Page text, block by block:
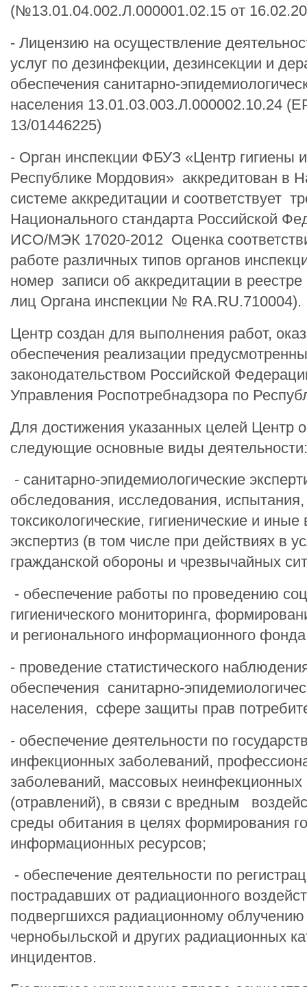
(№13.01.04.002.Л.000001.02.15 от
- Лицензию на осуществление
услуг по дезинфекции, дезинсекции и
обеспечения санитарно-
населения 13.01.03.003.Л.000002.10.24
13/01446225)
- Орган инспекции ФБУЗ «Центр гигиены
Республике Мордовия» аккредитован в
системе аккредитации и соответствует
Национального стандарта Российской
ИСО/МЭК 17020-2012 Оценка
работе различных типов органов
номер записи об аккредитации в
лиц Органа инспекции № RA.RU.710004).
Центр создан для выполнения работ,
обеспечения реализации
законодательством Российской
Управления Роспотребнадзора по
Для достижения указанных целей Центр
следующие основные виды деятельности:
- санитарно-эпидемиологические
обследования, исследования,
токсикологические, гигиенические и
экспертиз (в том числе при действиях в
гражданской обороны и чрезвычайных
- обеспечение работы по проведению
гигиенического мониторинга,
и регионального информационного
- проведение статистического
обеспечения санитарно-
населения, сфере защиты прав
- обеспечение деятельности по
инфекционных заболеваний,
заболеваний, массовых неинфекционных
(отравлений), в связи с вредным
среды обитания в целях формирования
информационных ресурсов;
- обеспечение деятельности по
пострадавших от радиационного
подвергшихся радиационному облучению
чернобыльской и других радиационных
инцидентов.